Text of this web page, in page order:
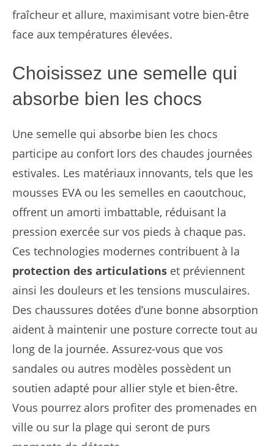
fraîcheur et allure, maximisant votre bien-être
face aux températures élevées.
Choisissez une semelle qui
absorbe bien les chocs
Une semelle qui absorbe bien les chocs
participe au confort lors des chaudes journées
estivales. Les matériaux innovants, tels que les
mousses EVA ou les semelles en caoutchouc,
offrent un amorti imbattable, réduisant la
pression exercée sur vos pieds à chaque pas.
Ces technologies modernes contribuent à la
protection des articulations et préviennent
ainsi les douleurs et les tensions musculaires.
Des chaussures dotées d’une bonne absorption
aident à maintenir une posture correcte tout au
long de la journée. Assurez-vous que vos
sandales ou autres modèles possèdent un
soutien adapté pour allier style et bien-être.
Vous pourrez alors profiter des promenades en
ville ou sur la plage qui seront de purs